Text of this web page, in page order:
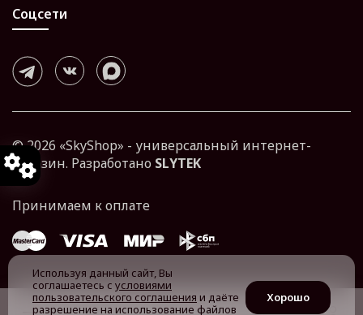
Соцсети
© 2026 «SkyShop» - универсальный интернет-
магазин. Разработано SLYTEK
Используя данный сайт, Вы
соглашаетесь с условиями
пользовательского соглашения и даёте
разрешение на использование файлов
Хорошо